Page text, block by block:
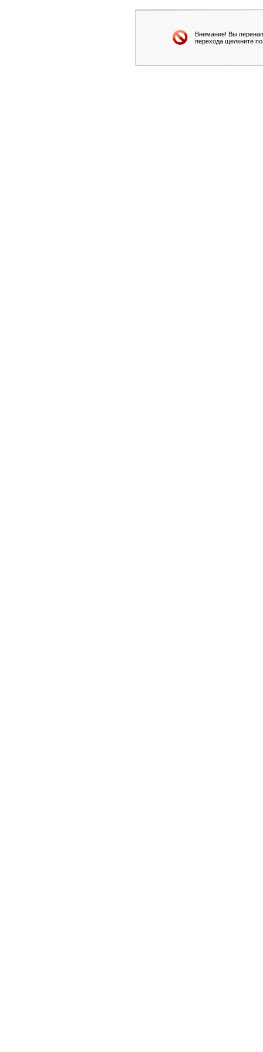
Внимание! Вы
перехода щелкните